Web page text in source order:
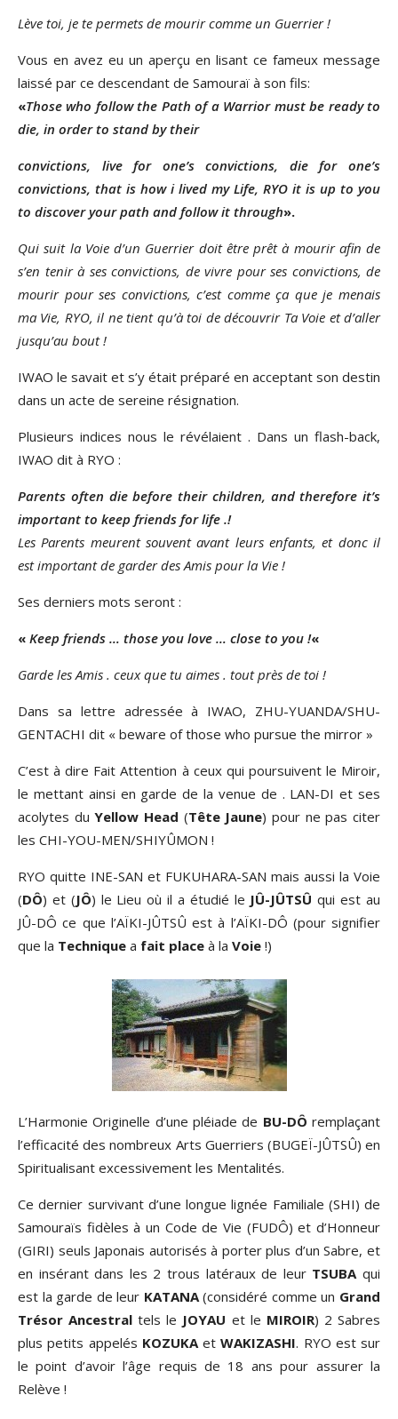
Lève toi, je te permets de mourir comme un Guerrier !
Vous en avez eu un aperçu en lisant ce fameux message
laissé par ce descendant de Samouraï à son fils:
«Those who follow the Path of a Warrior must be ready to
die, in order to stand by their
convictions, live for one’s convictions, die for one’s
convictions, that is how i lived my Life, RYO it is up to you
to discover your path and follow it through».
Qui suit la Voie d’un Guerrier doit être prêt à mourir afin de
s’en tenir à ses convictions, de vivre pour ses convictions, de
mourir pour ses convictions, c’est comme ça que je menais
ma Vie, RYO, il ne tient qu’à toi de découvrir Ta Voie et d’aller
jusqu’au bout !
IWAO le savait et s’y était préparé en acceptant son destin
dans un acte de sereine résignation.
Plusieurs indices nous le révélaient . Dans un flash-back,
IWAO dit à RYO :
Parents often die before their children, and therefore it’s
important to keep friends for life .!
Les Parents meurent souvent avant leurs enfants, et donc il
est important de garder des Amis pour la Vie !
Ses derniers mots seront :
« Keep friends … those you love … close to you !«
Garde les Amis . ceux que tu aimes . tout près de toi !
Dans sa lettre adressée à IWAO, ZHU-YUANDA/SHU-
GENTACHI dit « beware of those who pursue the mirror »
C’est à dire Fait Attention à ceux qui poursuivent le Miroir,
le mettant ainsi en garde de la venue de . LAN-DI et ses
acolytes duYellow Head (Tête Jaune) pour ne pas citer
les CHI-YOU-MEN/SHIYÛMON !
RYO quitte INE-SAN et FUKUHARA-SAN mais aussi la Voie
(DÔ) et (JÔ) le Lieu où il a étudié le JÛ-JÛTSÛ qui est au
JÛ-DÔ ce que l’AÏKI-JÛTSÛ est à l’AÏKI-DÔ (pour signifier
que la Technique a fait place à la Voie !)
L’Harmonie Originelle d’une pléiade de BU-DÔ remplaçant
l’efficacité des nombreux Arts Guerriers (BUGEÏ-JÛTSÛ) en
Spiritualisant excessivement les Mentalités.
Ce dernier survivant d’une longue lignée Familiale (SHI) de
Samouraïs fidèles à un Code de Vie (FUDÔ) et d’Honneur
(GIRI) seuls Japonais autorisés à porter plus d’un Sabre, et
en insérant dans les 2 trous latéraux de leur TSUBAqui
est la garde de leur KATANA(considéré comme un Grand
Trésor Ancestral tels le JOYAU et le MIROIR) 2 Sabres
plus petits appelés KOZUKA etWAKIZASHI. RYO est sur
le point d’avoir l’âge requis de 18 ans pour assurer la
Relève !